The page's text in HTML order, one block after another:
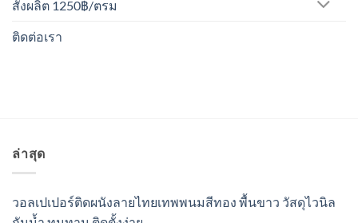
สั่งผลิต 1250฿/ตรม
ติดต่อเรา
ล่าสุด
วอลเปเปอร์ติดผนังลายไทยเทพพนมสีทอง พื้นขาว วัสดุไวนิล